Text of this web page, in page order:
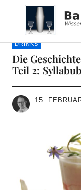
Bar-
DRINKS
Die
Teil 2:
15.